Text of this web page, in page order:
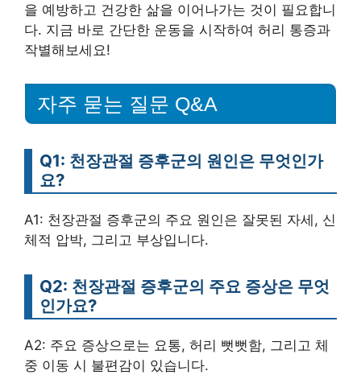
을 예방하고 건강한 삶을 이어나가는 것이 필요합니
다. 지금 바로 간단한 운동을 시작하여 허리 통증과
작별해보세요!
자주 묻는 질문 Q&A
Q1: 천장관절 증후군의 원인은 무엇인가
요?
A1: 천장관절 증후군의 주요 원인은 잘못된 자세, 신
체적 압박, 그리고 부상입니다.
Q2: 천장관절 증후군의 주요 증상은 무엇
인가요?
A2: 주요 증상으로는 요통, 허리 뻣뻣함, 그리고 체
중 이동 시 불편감이 있습니다.